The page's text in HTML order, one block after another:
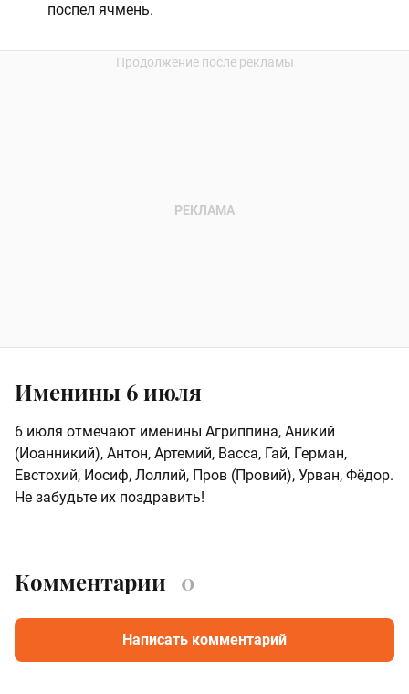
поспел ячмень.
Именины 6 июля
6 июля отмечают именины Агриппина, Аникий
(Иоанникий), Антон, Артемий, Васса, Гай, Герман,
Евстохий, Иосиф, Лоллий, Пров (Провий), Урван, Фёдор.
Не забудьте их поздравить!
Комментарии 0
Написать комментарий